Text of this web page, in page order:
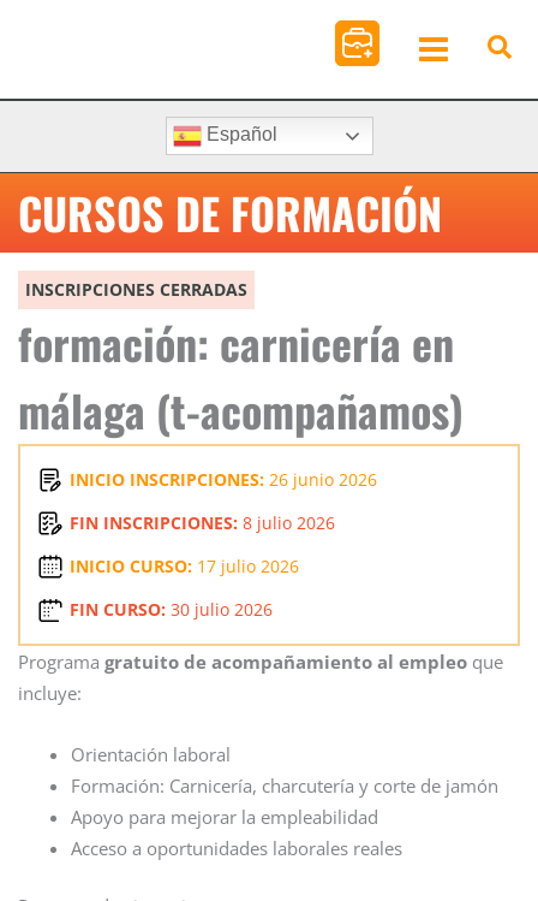
Español
CURSOS DE FORMACIÓN
INSCRIPCIONES CERRADAS
formación: carnicería en
málaga (t-acompañamos)
INICIO INSCRIPCIONES: 26 junio 2026
FIN INSCRIPCIONES: 8 julio 2026
INICIO CURSO: 17 julio 2026
FIN CURSO: 30 julio 2026
Programa gratuito de acompañamiento al empleo que
incluye:
Orientación laboral
Formación: Carnicería, charcutería y corte de jamón
Apoyo para mejorar la empleabilidad
Acceso a oportunidades laborales reales